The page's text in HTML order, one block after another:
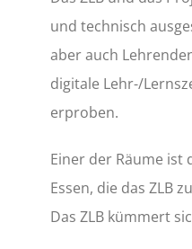
und technisch
aber auch
digitale Lehr-/
erproben.
Einer der Räume ist
Essen, die das ZLB
Das ZLB kümmert